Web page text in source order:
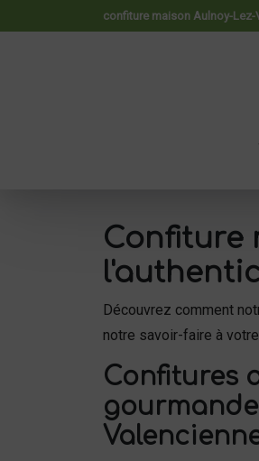
confiture maison Aulnoy-Lez-
Confiture
Découvrez comment
notre savoir-faire à
Confitures
Panneau de gestion des cookies